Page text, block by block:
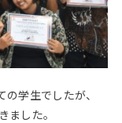
学生でしたが、
した。